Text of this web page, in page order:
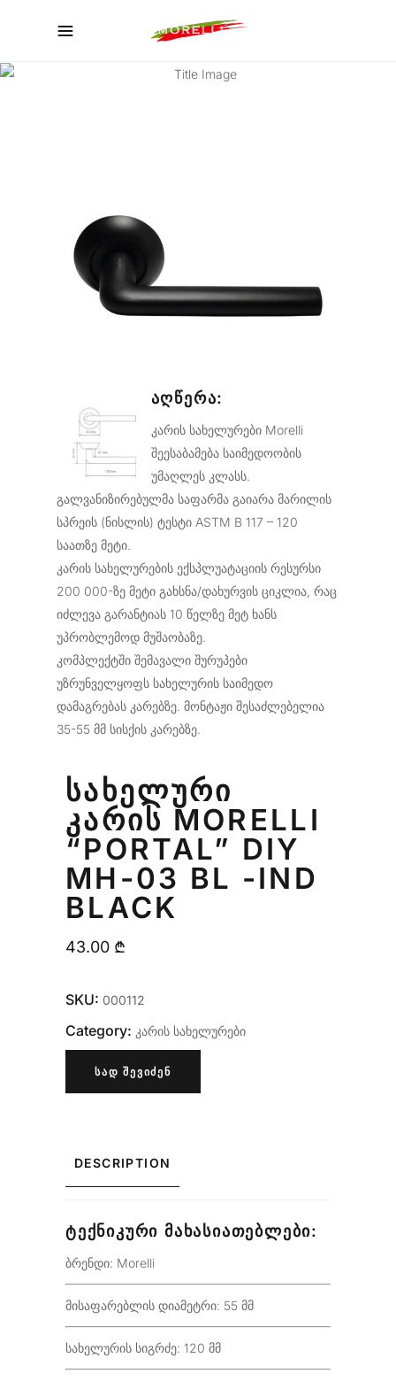
ᲙᲐᲢᲐᲚᲝᲒᲘ
ᲐᲦᲬᲔᲠᲐ:
კარის სახელურები Morelli
შეესაბამება საიმედოობის
უმაღლეს კლასს.
გალვანიზირებულმა საფარმა გაიარა მარილის
სპრეის (ნისლის) ტესტი ASTM B 117 – 120
საათზე მეტი.
კარის სახელურების ექსპლუატაციის რესურსი
200 000-ზე მეტი გახსნა/დახურვის ციკლია, რაც
იძლევა გარანტიას 10 წელზე მეტ ხანს
უპრობლემოდ მუშაობაზე.
კომპლექტში შემავალი შურუპები
უზრუნველყოფს სახელურის საიმედო
დამაგრებას კარებზე. მონტაჟი შესაძლებელია
35-55 მმ სისქის კარებზე.
ᲡᲐᲮᲔᲚᲣᲠᲘ
ᲙᲐᲠᲘᲡ MORELLI
“PORTAL” DIY
MH-03 BL -IND
BLACK
43.00 ₾
SKU: 000112
Category: კარის სახელურები
ᲡᲐᲓ ᲨᲔᲕᲘᲫᲔᲜ
DESCRIPTION
ᲢᲔᲥᲜᲘᲙᲣᲠᲘ ᲛᲐᲮᲐᲡᲘᲐᲗᲔᲑᲚᲔᲑᲘ:
ბრენდი: Morelli
მისაფარებლის დიამეტრი: 55 მმ
სახელურის სიგრძე: 120 მმ